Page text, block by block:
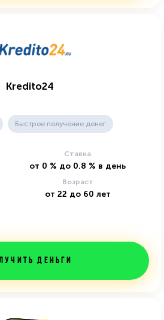
Kredito24
Быстрое получение денег
Ставка
от 0 % до 0.8 % в день
Возраст
от 22 до 60 лет
деньги